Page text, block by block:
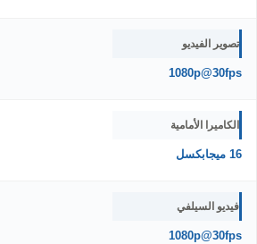
تصوير الفيديو
1080p@30fps
الكاميرا الأمامية
16 ميجابكسل
فيديو السيلفي
1080p@30fps